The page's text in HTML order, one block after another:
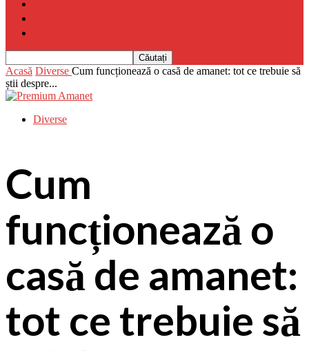
Acasă Diverse Cum funcționează o casă de amanet: tot ce trebuie să
știi despre...
Diverse
Cum
funcționează o
casă de amanet:
tot ce trebuie să